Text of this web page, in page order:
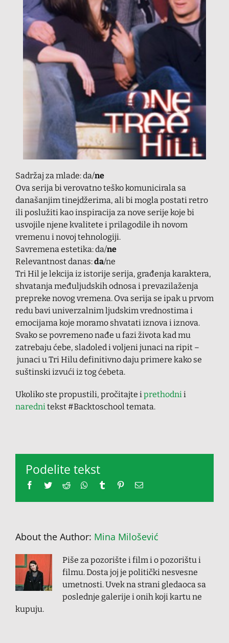
Sadržaj za mlade: da/ne
Ova serija bi verovatno teško komunicirala sa
današanjim tinejdžerima, ali bi mogla postati retro
ili poslužiti kao inspiracija za nove serije koje bi
usvojile njene kvalitete i prilagodile ih novom
vremenu i novoj tehnologiji.
Savremena estetika: da/ne
Relevantnost danas:da/ne
Tri Hil je lekcija iz istorije serija, građenja karaktera,
shvatanja međuljudskih odnosa i prevazilaženja
prepreke novog vremena. Ova serija se ipak u prvom
redu bavi univerzalnim ljudskim vrednostima i
emocijama koje moramo shvatati iznova i iznova.
Svako se povremeno nađe u fazi života kad mu
zatrebaju ćebe, sladoled i voljeni junaci na ripit –
junaci u Tri Hilu definitivno daju primere kako se
suštinski izvući iz tog ćebeta.
Ukoliko ste propustili, pročitajte iprethodnii
narednitekst #Backtoschool temata.
Podelite tekst
Facebook
TwitterReddit Whatsapp
Tumblr PinterestEmail
About the Author: Mina Milošević
Piše za pozorište i film i o pozorištu i
filmu. Dosta joj je politički nesvesne
umetnosti. Uvek na strani gledaoca sa
poslednje galerije i onih koji kartu ne
kupuju.